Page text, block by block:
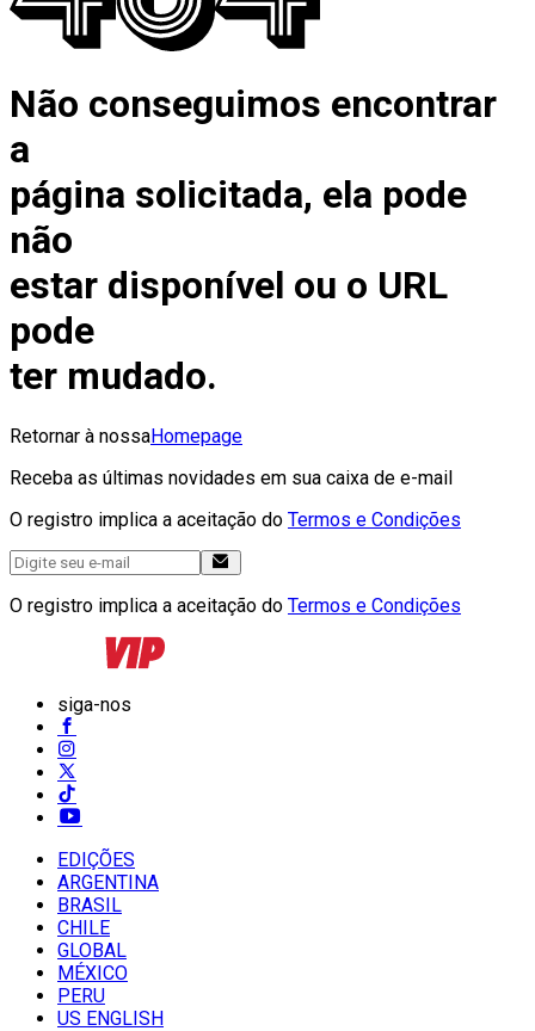
Não conseguimos encontrar
a
página solicitada, ela pode
não
estar disponível ou o URL
pode
ter mudado.
Retornar à nossaHomepage
Receba as últimas novidades em sua caixa de e-mail
O registro implica a aceitação do Termos e Condições
O registro implica a aceitação do Termos e Condições
siga-nos
EDIÇÕES
ARGENTINA
BRASIL
CHILE
GLOBAL
MÉXICO
PERU
US ENGLISH